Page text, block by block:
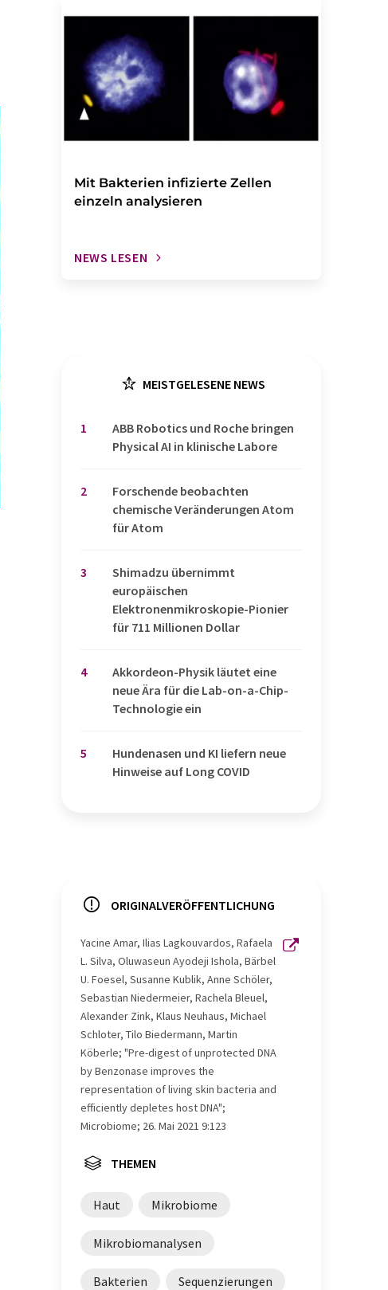
Mit Bakterien infizierte Zellen
einzeln analysieren
NEWS LESEN
MEISTGELESENE NEWS
1
​​​​​​​ABB Robotics und Roche bringen
Physical AI in klinische Labore
2
Forschende beobachten
chemische Veränderungen Atom
für Atom
3
Shimadzu übernimmt
europäischen
Elektronenmikroskopie-Pionier
für 711 Millionen Dollar
4
Akkordeon-Physik läutet eine
neue Ära für die Lab-on-a-Chip-
Technologie ein
5
Hundenasen und KI liefern neue
Hinweise auf Long COVID
ORIGINALVERÖFFENTLICHUNG
Yacine Amar, Ilias Lagkouvardos, Rafaela
L. Silva, Oluwaseun Ayodeji Ishola, Bärbel
U. Foesel, Susanne Kublik, Anne Schöler,
Sebastian Niedermeier, Rachela Bleuel,
Alexander Zink, Klaus Neuhaus, Michael
Schloter, Tilo Biedermann, Martin
Köberle; "Pre-digest of unprotected DNA
by Benzonase improves the
representation of living skin bacteria and
efficiently depletes host DNA";
Microbiome; 26. Mai 2021 9:123
THEMEN
Haut Mikrobiome
Mikrobiomanalysen
Bakterien Sequenzierungen